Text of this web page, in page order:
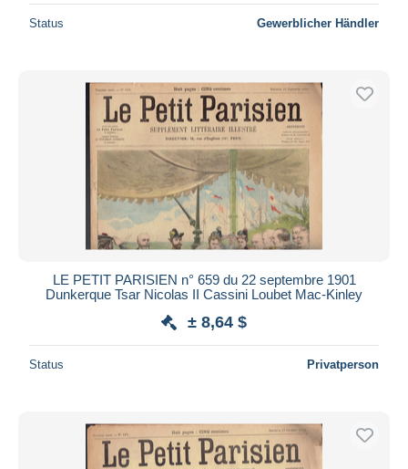
Status Gewerblicher Händler
LE PETIT PARISIEN n° 659 du 22 septembre 1901
Dunkerque Tsar Nicolas II Cassini Loubet Mac-Kinley
± 8,64 $
Status Privatperson